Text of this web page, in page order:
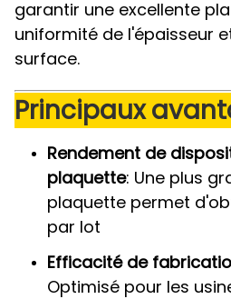
garantir une excellente
uniformité de l'épaisseur
surface.
Principaux
Rendement de
plaquette: Une plus
plaquette permet
par lot
Efficacité de
Optimisé pour les